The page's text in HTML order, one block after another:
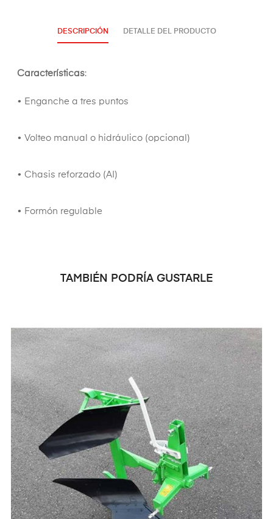
DESCRIPCIÓN DETALLE DEL PRODUCTO
Características:
• Enganche a tres puntos
• Volteo manual o hidráulico (opcional)
• Chasis reforzado (AI)
• Formón regulable
TAMBIÉN PODRÍA GUSTARLE